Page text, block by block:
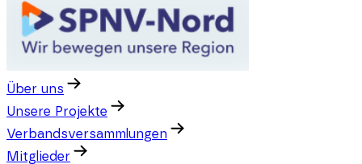
Über uns
Unsere Projekte
Verbandsversammlungen
Mitglieder